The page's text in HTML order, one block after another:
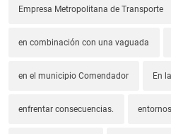
Empresa Metropolitana de Transporte
en combinación con una vaguada
en el municipio Comendador En
enfrentar consecuencias.